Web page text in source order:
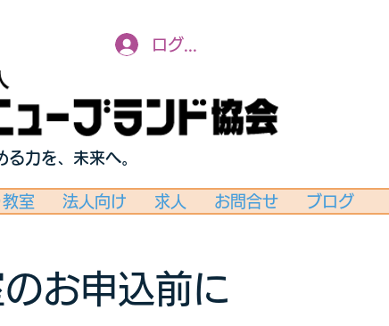
る力を、未来へ。
ログイン
室 法人向け 求人 お問合せ ブログ
お申込前に